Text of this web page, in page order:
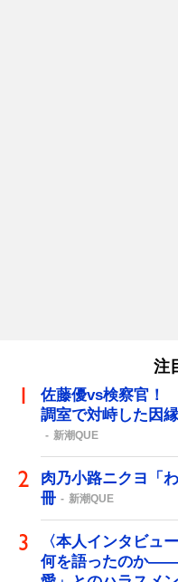
注
佐藤優vs検察官！
調室で対峙した因
新潮QUE
肉乃小路ニクヨ「
冊
新潮QUE
〈本人インタビュ
何を語ったのか――